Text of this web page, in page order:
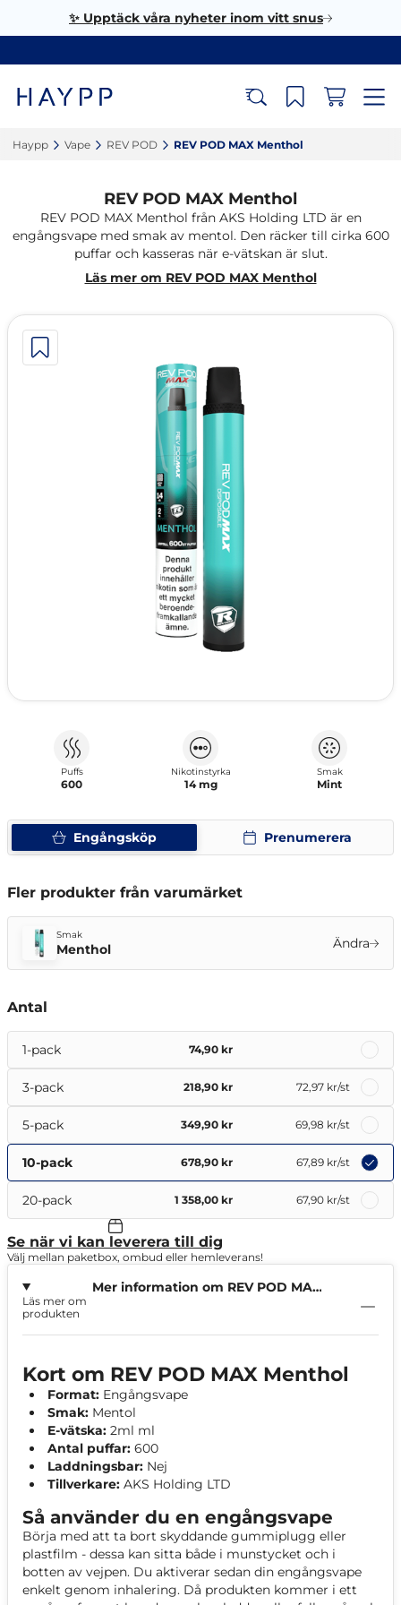
✨ Upptäck våra nyheter inom vitt snus
Haypp‎ Vape‎ REV POD‎ REV POD MAX Menthol‎
REV POD MAX Menthol
REV POD MAX Menthol från AKS Holding LTD är en
engångsvape med smak av mentol. Den räcker till cirka 600
puffar och kasseras när e-vätskan är slut.
Läs mer om REV POD MAX Menthol
Engångsköp Prenumerera
Puffs
600
Nikotinstyrka
14 mg
Smak
Mint
Fler produkter från varumärket
Smak
Menthol Ändra
Antal
1-pack 74,90 kr
3-pack 218,90 kr 72,97 kr/st
5-pack 349,90 kr 69,98 kr/st
10-pack 678,90 kr 67,89 kr/st
20-pack 1 358,00 kr 67,90 kr/st
Se när vi kan leverera till dig
Välj mellan paketbox, ombud eller hemleverans!
Mer information om REV POD MAX
Läs mer om
produkten
Kort om REV POD MAX Menthol
Format: Engångsvape
Smak: Mentol
E-vätska: 2ml ml
Antal puffar: 600
Laddningsbar: Nej
Tillverkare: AKS Holding LTD
Så använder du en engångsvape
Börja med att ta bort skyddande gummiplugg eller
plastfilm - dessa kan sitta både i munstycket och i
botten av vejpen. Du aktiverar sedan din engångsvape
enkelt genom inhalering. Då produkten kommer i ett